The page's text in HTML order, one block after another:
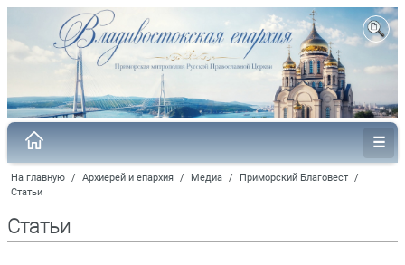
На главную / Архиерей и епархия / Медиа / Приморский Благовест /
Статьи
Статьи